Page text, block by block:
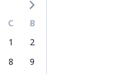
С
В
1
2
8
9